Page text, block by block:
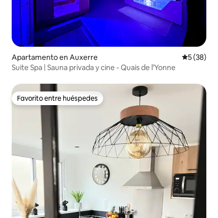
Apartamento en Auxerre
5 (38)
Suite Spa | Sauna privada y cine - Quais de l’Yonne
Favorito entre huéspedes
Favorito entre huéspedes